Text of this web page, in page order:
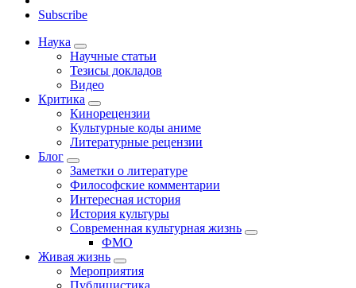
Subscribe
Наука
Научные статьи
Тезисы докладов
Видео
Критика
Кинорецензии
Культурные коды аниме
Литературные рецензии
Блог
Заметки о литературе
Философские комментарии
Интересная история
История культуры
Современная культурная жизнь
ФМО
Живая жизнь
Мероприятия
Публицистика